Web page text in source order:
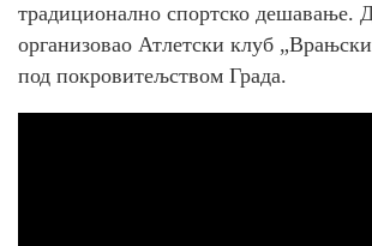
традиционално спортско дешавање.
организовао Атлетски клуб
под покровитељством Града.